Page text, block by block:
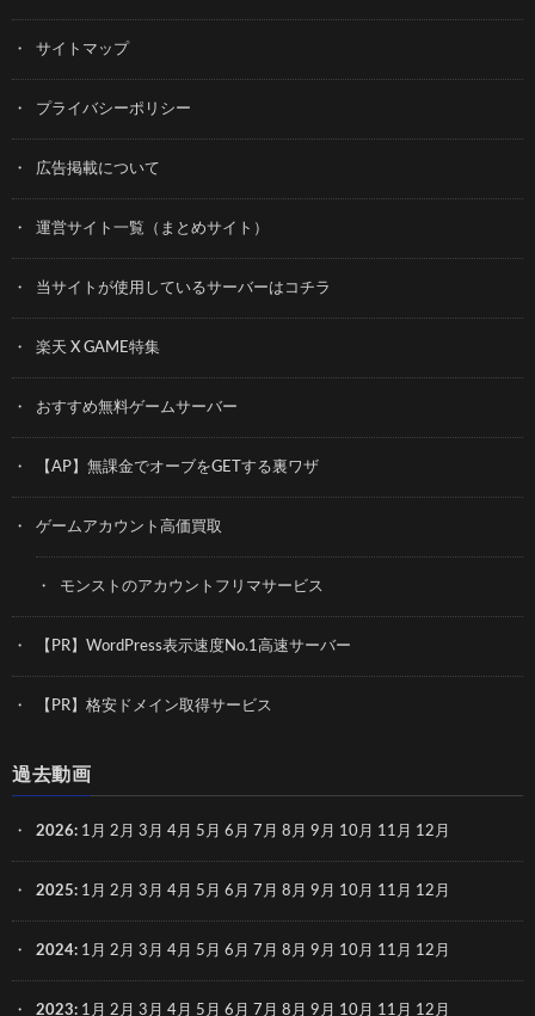
サイトマップ
プライバシーポリシー
広告掲載について
運営サイト一覧（まとめサイト）
当サイトが使用しているサーバーはコチラ
楽天 X GAME特集
おすすめ無料ゲームサーバー
【AP】無課金でオーブをGETする裏ワザ
ゲームアカウント高価買取
モンストのアカウントフリマサービス
【PR】WordPress表示速度No.1高速サーバー
【PR】格安ドメイン取得サービス
過去動画
2026: 1月 2月 3月 4月 5月 6月 7月 8月 9月 10月 11月 12月
2025: 1月 2月 3月 4月 5月 6月 7月 8月 9月 10月 11月 12月
2024: 1月 2月 3月 4月 5月 6月 7月 8月 9月 10月 11月 12月
2023: 1月 2月 3月 4月 5月 6月 7月 8月 9月 10月 11月 12月